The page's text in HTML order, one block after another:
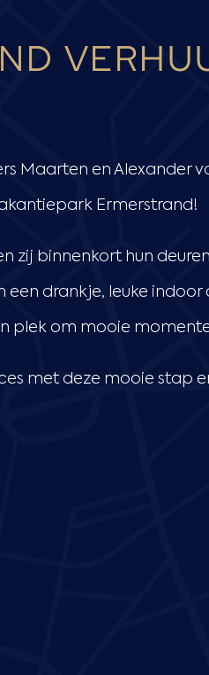
Maarten en Alexander
Ermerstrand!
zij binnenkort hun
een drankje, leuke
plek om mooie
met deze mooie stap